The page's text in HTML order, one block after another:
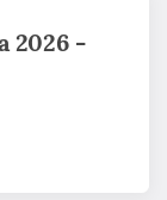
2026 -